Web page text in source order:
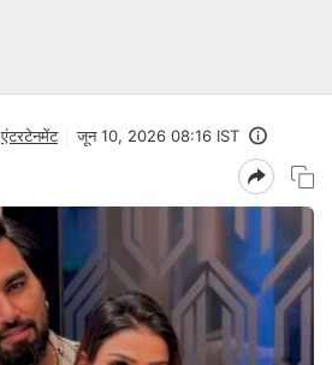
एंटरटेनमेंट जून 10, 2026 08:16 IST